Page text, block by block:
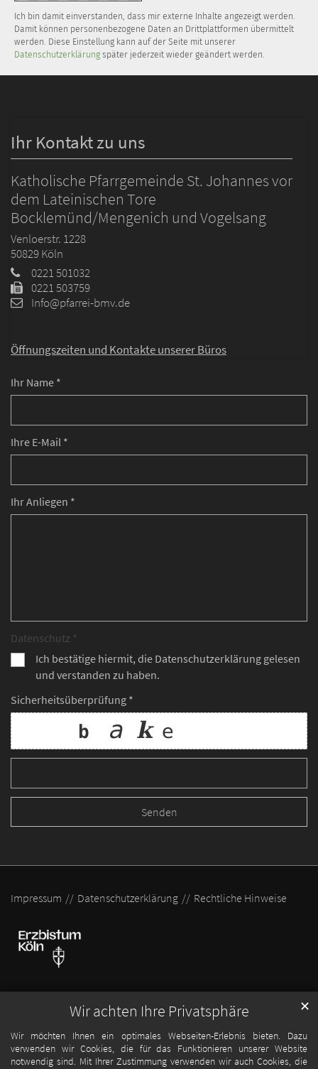
Wir achten Ihre Privatsphäre
Wir möchten Ihnen ein optimales Webseiten-Erlebnis bieten. Dazu
verwenden wir Cookies, die für das Funktionieren unserer Website
notwendig sind. Mit Ihrer Zustimmung verwenden wir auch Cookies, die
✕
Ich bin damit einverstanden, dass mir externe Inhalte angezeigt werden.
Damit können personenbezogene Daten an Drittplattformen übermittelt
werden. Diese Einstellung kann auf der Seite mit unserer
Datenschutzerklärung später jederzeit wieder geändert werden.
Ihr Name *
Ihre E-Mail *
Ihr Anliegen *
Datenschutz *
Ich bestätige hiermit, die Datenschutzerklärung gelesen
und verstanden zu haben.
Sicherheitsüberprüfung *
Ihr Kontakt zu uns
Katholische Pfarrgemeinde St. Johannes vor
dem Lateinischen Tore
Bocklemünd/Mengenich und Vogelsang
Venloerstr. 1228
50829Köln
0221 501032
0221 503759
Info@pfarrei-bmv.de
Öffnungszeiten und Kontakte unserer Büros
Impressum Datenschutzerklärung Rechtliche Hinweise